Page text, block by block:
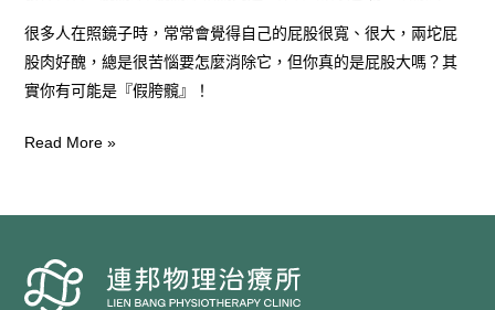
很多人在照鏡子時，常常會覺得自己的屁股很寬、很大，兩坨屁
股肉好醜，總是很苦惱要怎麼消除它，但你真的是屁股大嗎？其
實你有可能是『假胯髖』！
Read More »